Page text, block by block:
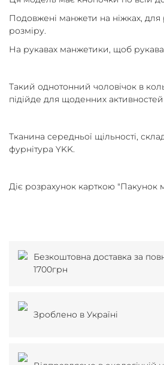
Подовжені манжети на ніжках,
розміру.
На рукавах манжетики, щоб
Такий однотонний чоловічок в
підійде для щоденних активностей
Тканина середньої щільності,
фурнітура YKK.
Діє розрахунок карткою "Пакунок
Безкоштовна доставка за
1700грн
Зроблено в Україні